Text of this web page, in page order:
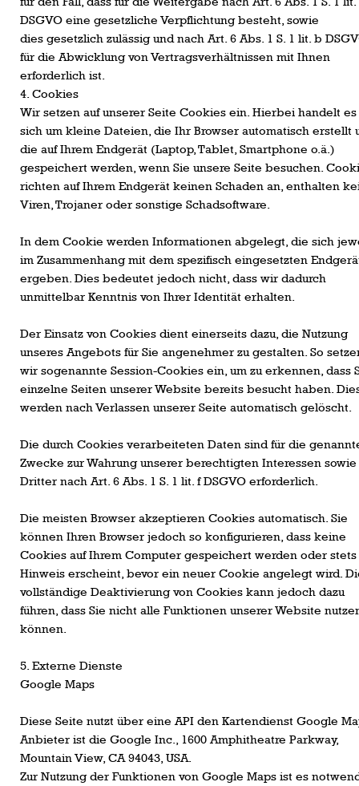
DSGVO eine gesetzliche Verpflichtung besteht, sowie
dies gesetzlich zulässig und nach Art. 6 Abs. 1 S. 1 lit. b
für die Abwicklung von Vertragsverhältnissen mit Ihnen
erforderlich ist.
4. Cookies
Wir setzen auf unserer Seite Cookies ein. Hierbei handelt es
sich um kleine Dateien, die Ihr Browser automatisch erstellt
die auf Ihrem Endgerät (Laptop, Tablet, Smartphone o.ä.)
gespeichert werden, wenn Sie unsere Seite besuchen.
richten auf Ihrem Endgerät keinen Schaden an, enthalten
Viren, Trojaner oder sonstige Schadsoftware.
In dem Cookie werden Informationen abgelegt, die sich
im Zusammenhang mit dem spezifisch eingesetzten
ergeben. Dies bedeutet jedoch nicht, dass wir dadurch
unmittelbar Kenntnis von Ihrer Identität erhalten.
Der Einsatz von Cookies dient einerseits dazu, die Nutzung
unseres Angebots für Sie angenehmer zu gestalten. So
wir sogenannte Session-Cookies ein, um zu erkennen, dass
einzelne Seiten unserer Website bereits besucht haben.
werden nach Verlassen unserer Seite automatisch gelöscht.
Die durch Cookies verarbeiteten Daten sind für die
Zwecke zur Wahrung unserer berechtigten Interessen
Dritter nach Art. 6 Abs. 1 S. 1 lit. f DSGVO erforderlich.
Die meisten Browser akzeptieren Cookies automatisch. Sie
können Ihren Browser jedoch so konfigurieren, dass keine
Cookies auf Ihrem Computer gespeichert werden oder
Hinweis erscheint, bevor ein neuer Cookie angelegt wird.
vollständige Deaktivierung von Cookies kann jedoch dazu
führen, dass Sie nicht alle Funktionen unserer Website
können.
5. Externe Dienste
Google Maps
Diese Seite nutzt über eine API den Kartendienst Google
Anbieter ist die Google Inc., 1600 Amphitheatre Parkway,
Mountain View, CA 94043, USA.
Zur Nutzung der Funktionen von Google Maps ist es